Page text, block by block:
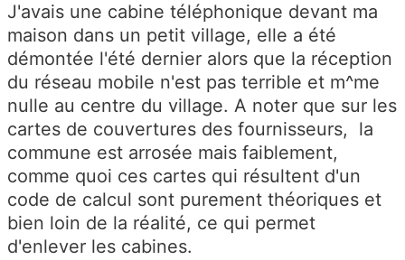
J'avais une cabine téléphonique devant ma
maison dans un petit village, elle a été
démontée l'été dernier alors que la réception
du réseau mobile n'est pas terrible et m^me
nulle au centre du village. A noter que sur les
cartes de couvertures des fournisseurs, la
commune est arrosée mais faiblement,
comme quoi ces cartes qui résultent d'un
code de calcul sont purement théoriques et
bien loin de la réalité, ce qui permet
d'enlever les cabines.